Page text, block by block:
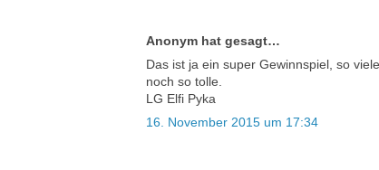
Anonym hat gesagt…
Das ist ja ein super Gewinnspiel, so
noch so tolle.
LG Elfi Pyka
16. November 2015 um 17:34